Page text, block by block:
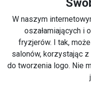
W naszym
oszałamiających i
fryzjerów. I tak,
salonów, korzystając
do tworzenia logo. Nie